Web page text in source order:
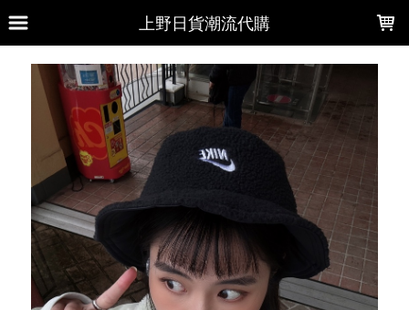
上野日貨潮流代購